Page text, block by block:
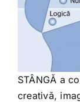
STÂNGĂ a
creativă,